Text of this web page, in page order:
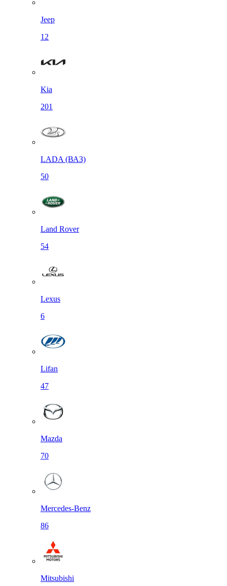
Jeep
12
Kia
201
LADA (ВАЗ)
50
Land Rover
54
Lexus
6
Lifan
47
Mazda
70
Mercedes-Benz
86
Mitsubishi